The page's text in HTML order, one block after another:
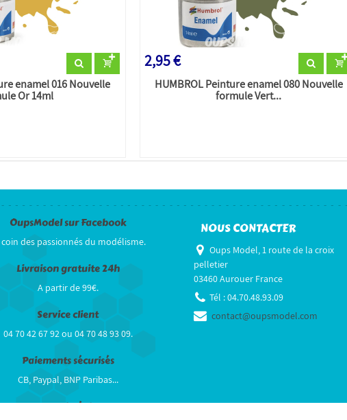
enamel 016 Nouvelle
Or 14ml
2,95 €
HUMBROL Peinture enamel 080 Nouvelle
formule Vert...
OupsModel sur Facebook
coin des passionnés du modélisme.
Livraison gratuite 24h
A partir de 99€.
Service client
04 70 42 67 92 ou 04 70 48 93 09.
Paiements sécurisés
CB, Paypal, BNP Paribas...
Stock réel
NOUS CONTACTER
Oups Model, 1 route de la croix
pelletier
03460 Aurouer France
Tél :04.70.48.93.09
contact@oupsmodel.com